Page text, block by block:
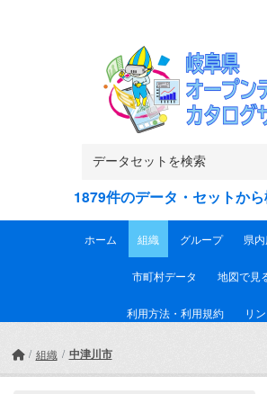
1879件のデータ・セットか
ホーム 組織 グループ 県
市町村データ 地図で見
利用方法・利用規約 リ
組織 中津川市